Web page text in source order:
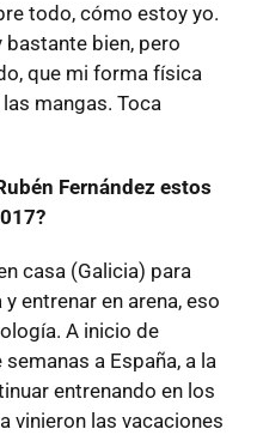
todo, cómo estoy yo.
bien, pero
que mi forma física
mangas. Toca
Fernández estos
casa (Galicia) para
entrenar en arena, eso
A inicio de
a España, a la
entrenando en los
vinieron las vacaciones